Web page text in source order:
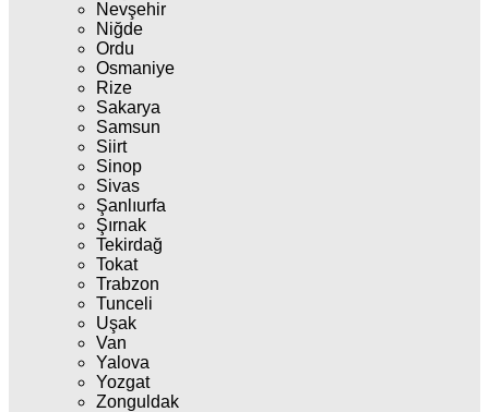
Nevşehir
Niğde
Ordu
Osmaniye
Rize
Sakarya
Samsun
Siirt
Sinop
Sivas
Şanlıurfa
Şırnak
Tekirdağ
Tokat
Trabzon
Tunceli
Uşak
Van
Yalova
Yozgat
Zonguldak